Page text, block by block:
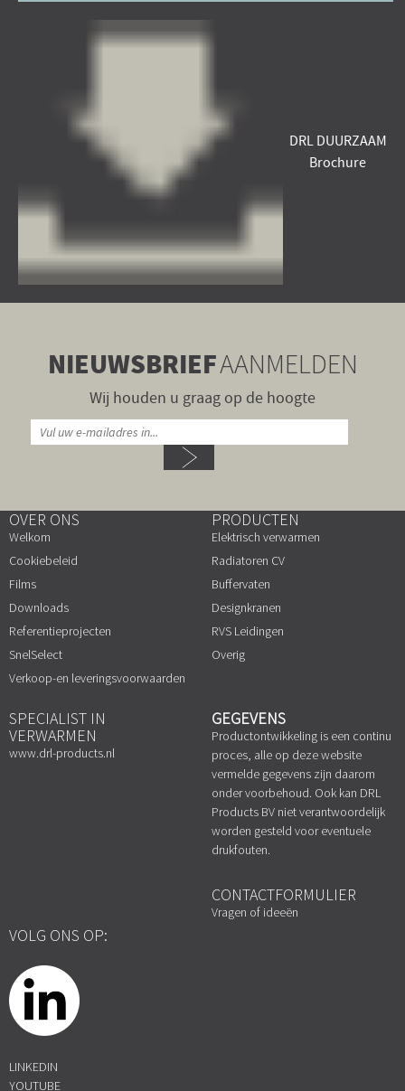
DRL DUURZAAM
Brochure
NIEUWSBRIEFAANMELDEN
Wij houden u graag op de hoogte
OVER ONS
Welkom
Cookiebeleid
Films
Downloads
Referentieprojecten
SnelSelect
Verkoop-en leveringsvoorwaarden
PRODUCTEN
Elektrisch verwarmen
Radiatoren CV
Buffervaten
Designkranen
RVS Leidingen
Overig
SPECIALIST IN
VERWARMEN
www.drl-products.nl
GEGEVENS
Productontwikkeling is een continu
proces, alle op deze website
vermelde gegevens zijn daarom
onder voorbehoud. Ook kan DRL
Products BV niet verantwoordelijk
worden gesteld voor eventuele
drukfouten.
CONTACTFORMULIER
Vragen of ideeën
VOLG ONS OP:
LINKEDIN
YOUTUBE